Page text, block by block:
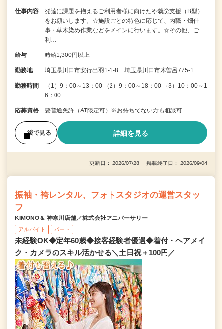
仕事内容
発達に課題を抱えるご利用者様に向けたや就労支援（B型）
をお願いします。☆施設ごとの特色に応じて、内職・畑仕
事・草木染め作業などをメインに行います。☆その他、ご
利…
給与 時給1,300円以上
勤務地 埼玉県川口市安行出羽1-1-8 埼玉県川口市木曽呂775-1
勤務時間
（1）9：00～13：00 （2）9：00～18：00 （3）10：00～1
6：00 …
応募資格 要普通免許（AT限定可）※お持ちでない方も相談可
後で見る 詳細を見る
更新日： 2026/07/28 掲載終了日： 2026/09/04
振袖・袴レンタル、フォトスタジオの運営スタッ
フ
KIMONO＆ 神奈川店舗／株式会社アニバーサリー
アルバイト パート
未経験OK◆定年60歳◆接客経験者優遇◆着付・ヘアメイ
ク・カメラのスキル活かせる＼土日祝＋100円／